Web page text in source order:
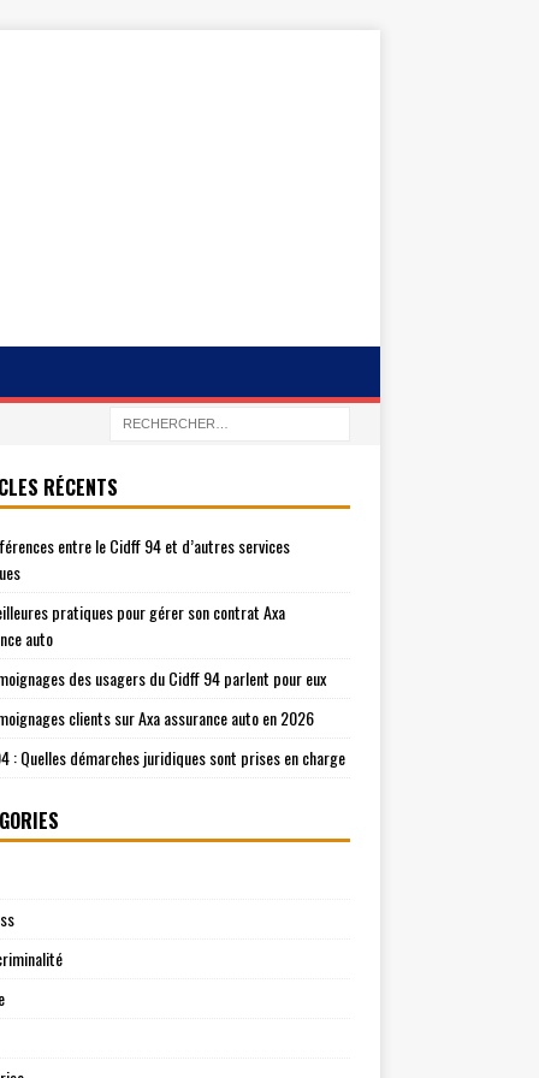
RÉCENTS
entre le Cidff 94 et d’autres services
pratiques pour gérer son contrat Axa
auto
des usagers du Cidff 94 parlent pour eux
clients sur Axa assurance auto en 2026
: Quelles démarches juridiques sont prises en charge